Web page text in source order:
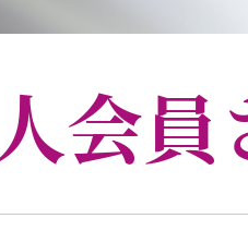
人会